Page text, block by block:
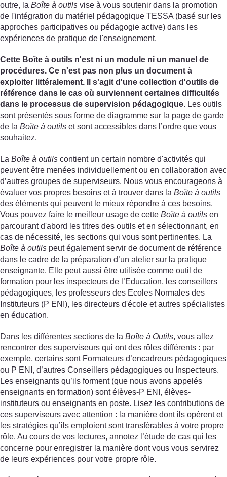
outre, la Boîte à outils vise à vous soutenir dans la promotion
de l'intégration du matériel pédagogique TESSA (basé sur les
approches participatives ou pédagogie active) dans les
expériences de pratique de l'enseignement.
Cette Boîte à outils n'est ni un module ni un manuel de
procédures. Ce n'est pas non plus un document à
exploiter littéralement. Il s'agit d'une collection d'outils de
référence dans le cas où surviennent certaines difficultés
dans le processus de supervision pédagogique. Les outils
sont présentés sous forme de diagramme sur la page de garde
de la Boîte à outils et sont accessibles dans l’ordre que vous
souhaitez.
La Boîte à outils contient un certain nombre d'activités qui
peuvent être menées individuellement ou en collaboration avec
d’autres groupes de superviseurs. Nous vous encourageons à
évaluer vos propres besoins et à trouver dans la Boîte à outils
des éléments qui peuvent le mieux répondre à ces besoins.
Vous pouvez faire le meilleur usage de cette Boîte à outils en
parcourant d'abord les titres des outils et en sélectionnant, en
cas de nécessité, les sections qui vous sont pertinentes. La
Boîte à outils peut également servir de document de référence
dans le cadre de la préparation d’un atelier sur la pratique
enseignante. Elle peut aussi être utilisée comme outil de
formation pour les inspecteurs de l’Education, les conseillers
pédagogiques, les professeurs des Ecoles Normales des
Instituteurs (P ENI), les directeurs d'école et autres spécialistes
en éducation.
Dans les différentes sections de la Boîte à Outils, vous allez
rencontrer des superviseurs qui ont des rôles différents : par
exemple, certains sont Formateurs d’encadreurs pédagogiques
ou P ENI, d’autres Conseillers pédagogiques ou Inspecteurs.
Les enseignants qu’ils forment (que nous avons appelés
enseignants en formation) sont élèves-P ENI, élèves-
instituteurs ou enseignants en poste. Lisez les contributions de
ces superviseurs avec attention : la manière dont ils opèrent et
les stratégies qu’ils emploient sont transférables à votre propre
rôle. Au cours de vos lectures, annotez l’étude de cas qui les
concerne pour enregistrer la manière dont vous vous servirez
de leurs expériences pour votre propre rôle.